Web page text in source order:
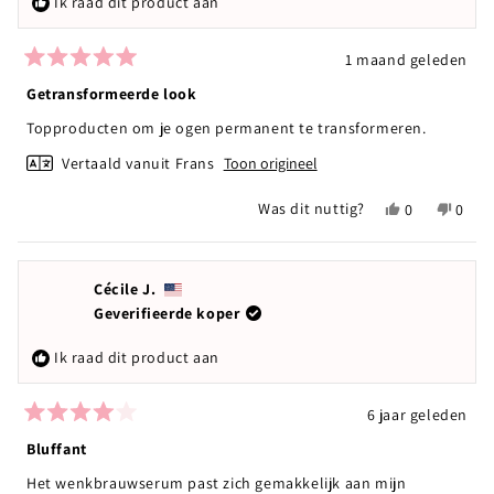
met
5
van
de
5
sterren
1 maand geleden
Getransformeerde look
Topproducten om je ogen permanent te transformeren.
Vertaald vanuit Frans Toon origineel
Was dit nuttig?
Ja,
beoordeling
van
0
hebben
ja
Nee,
van
0
nee
Cécile J.
Geverifieerde koper
Ik raad dit product aan
met
4
van
6 jaar geleden
Bluffant
Het wenkbrauwserum past zich gemakkelijk aan mijn